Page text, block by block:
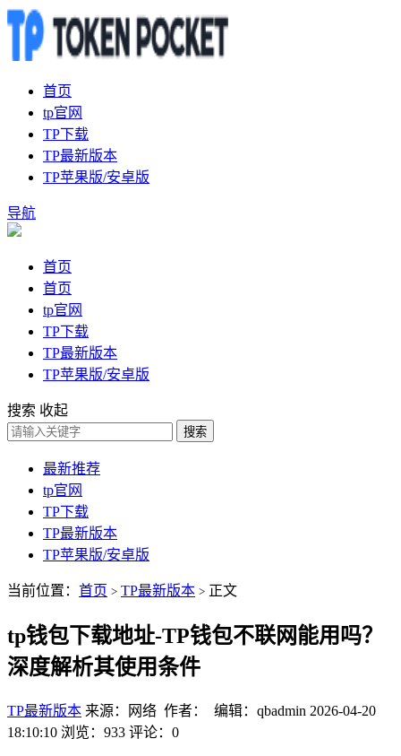
首页
tp官网
TP下载
TP最新版本
TP苹果版/安卓版
导航
首页
首页
tp官网
TP下载
TP最新版本
TP苹果版/安卓版
搜索 收起
搜索
最新推荐
tp官网
TP下载
TP最新版本
TP苹果版/安卓版
当前位置： 首页 > TP最新版本 > 正文
tp钱包下载地址-TP钱包不联网能用吗？
深度解析其使用条件
TP最新版本 来源：网络 作者： 编辑：qbadmin 2026-04-20
18:10:10 浏览：933 评论：0